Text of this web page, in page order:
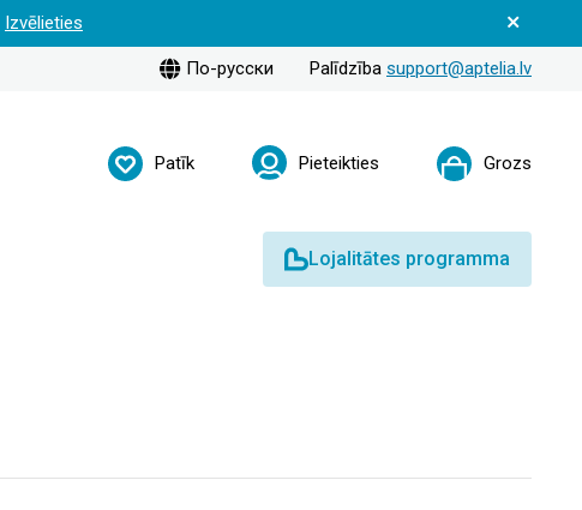
Izvēlieties
По-русски Palīdzība support@aptelia.lv
Patīk Pieteikties Grozs
Lojalitātes programma